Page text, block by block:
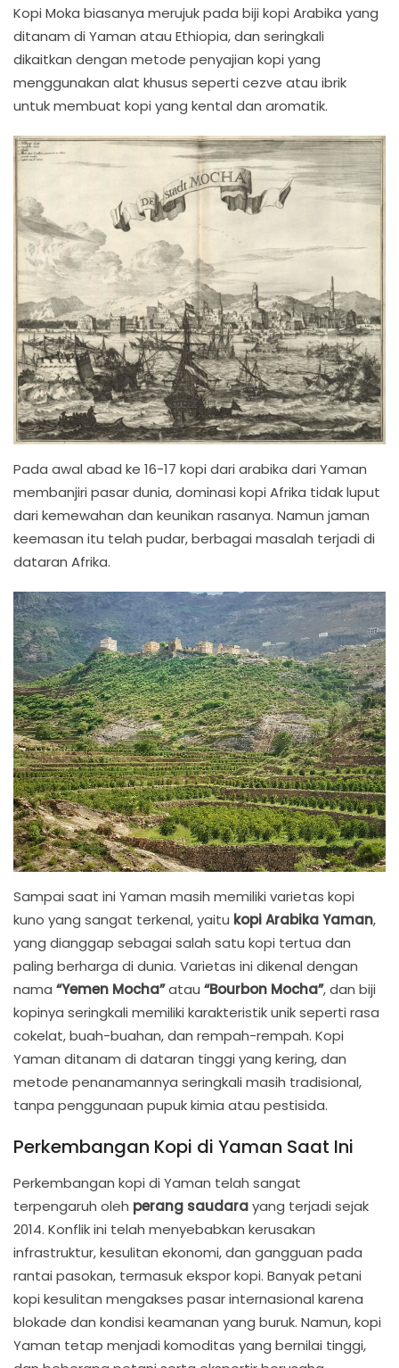
Kopi Moka biasanya merujuk pada biji kopi Arabika yang
ditanam di Yaman atau Ethiopia, dan seringkali
dikaitkan dengan metode penyajian kopi yang
menggunakan alat khusus seperti cezve atau ibrik
untuk membuat kopi yang kental dan aromatik.
Pada awal abad ke 16-17 kopi dari arabika dari Yaman
membanjiri pasar dunia, dominasi kopi Afrika tidak luput
dari kemewahan dan keunikan rasanya. Namun jaman
keemasan itu telah pudar, berbagai masalah terjadi di
dataran Afrika.
Sampai saat ini Yaman masih memiliki varietas kopi
kuno yang sangat terkenal, yaitu kopi Arabika Yaman,
yang dianggap sebagai salah satu kopi tertua dan
paling berharga di dunia. Varietas ini dikenal dengan
nama “Yemen Mocha”atau “Bourbon Mocha”, dan biji
kopinya seringkali memiliki karakteristik unik seperti rasa
cokelat, buah-buahan, dan rempah-rempah. Kopi
Yaman ditanam di dataran tinggi yang kering, dan
metode penanamannya seringkali masih tradisional,
tanpa penggunaan pupuk kimia atau pestisida.
Perkembangan Kopi di Yaman Saat Ini
Perkembangan kopi di Yaman telah sangat
terpengaruh oleh perang saudarayang terjadi sejak
2014. Konflik ini telah menyebabkan kerusakan
infrastruktur, kesulitan ekonomi, dan gangguan pada
rantai pasokan, termasuk ekspor kopi. Banyak petani
kopi kesulitan mengakses pasar internasional karena
blokade dan kondisi keamanan yang buruk. Namun, kopi
Yaman tetap menjadi komoditas yang bernilai tinggi,